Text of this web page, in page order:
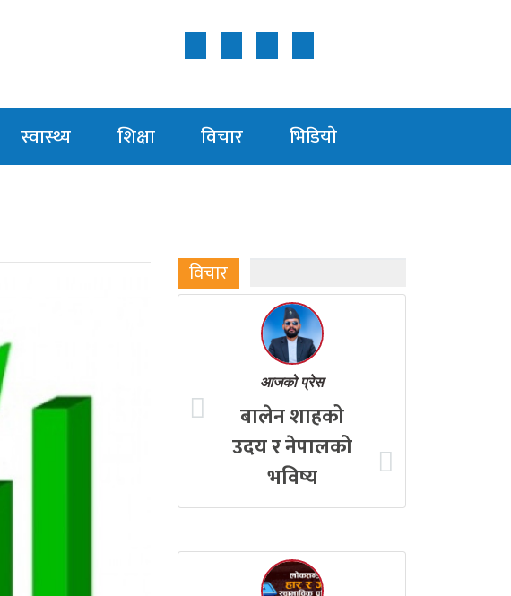
स्वास्थ्य शिक्षा विचार भिडियाे
विचार
आजको प्रेस
बालेन शाहको
उदय र नेपालको
भविष्य